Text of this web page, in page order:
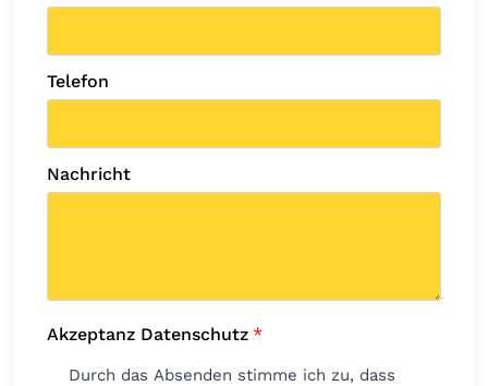
Telefon
Nachricht
Akzeptanz Datenschutz *
Durch das Absenden stimme ich zu, dass